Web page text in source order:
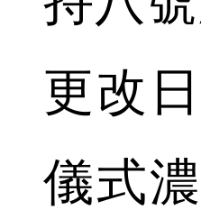
更改
儀式